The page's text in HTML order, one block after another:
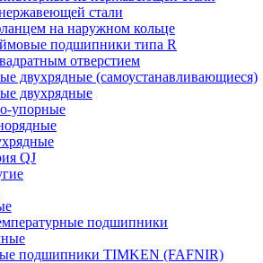
стали
на наружном кольце
подшипники типа R
отверстием
двухрядные (самоустанавливающиеся)
двухрядные
упорные
QJ
подшипники
подшипники TIMKEN (FAFNIR)